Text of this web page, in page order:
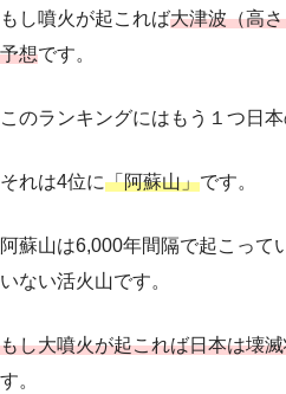
もし噴火が起これば大津波（高
予想です。
このランキングにはもう１つ日本
それは4位に「阿蘇山」です。
阿蘇山は6,000年間隔で起こって
いない活火山です。
もし大噴火が起これば日本は壊
す。